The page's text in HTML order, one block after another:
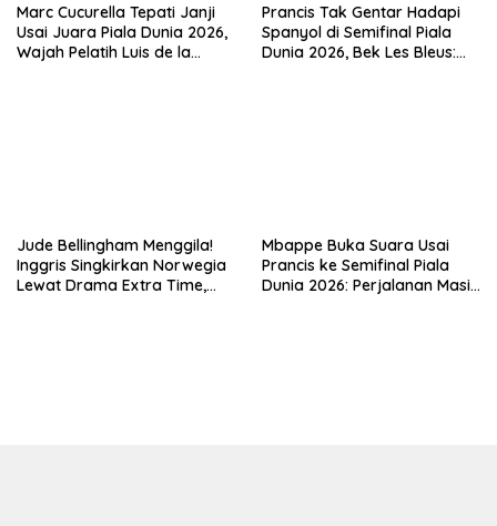
Marc Cucurella Tepati Janji
Usai Juara Piala Dunia 2026,
Wajah Pelatih Luis de la
Prancis Tak Gentar Hadapi
Spanyol di Semifinal Piala
Dunia 2026, Bek Les Bleus:
Jude Bellingham Menggila!
Inggris Singkirkan Norwegia
Lewat Drama Extra Time,
Mbappe Buka Suara Usai
Prancis ke Semifinal Piala
Dunia 2026: Perjalanan Masih